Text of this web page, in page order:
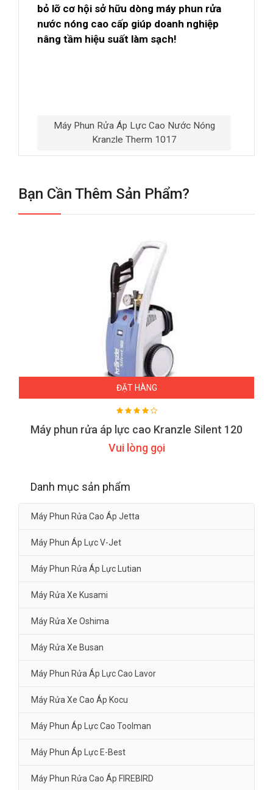
bỏ lỡ cơ hội sở hữu dòng máy phun rửa
nước nóng cao cấp giúp doanh nghiệp
nâng tầm hiệu suất làm sạch!
Máy Phun Rửa Áp Lực Cao Nước Nóng
Kranzle Therm 1017
Bạn Cần Thêm Sản Phẩm?
ĐẶT HÀNG
Máy phun rửa áp lực cao Kranzle Silent 120
Vui lòng gọi
Danh mục sản phẩm
Máy Phun Rửa Cao Áp Jetta
Máy Phun Áp Lực V-Jet
Máy Phun Rửa Áp Lực Lutian
Máy Rửa Xe Kusami
Máy Rửa Xe Oshima
Máy Rửa Xe Busan
Máy Phun Rửa Áp Lực Cao Lavor
Máy Rửa Xe Cao Áp Kocu
Máy Phun Áp Lực Cao Toolman
Máy Phun Áp Lực E-Best
Máy Phun Rửa Cao Áp FIREBIRD